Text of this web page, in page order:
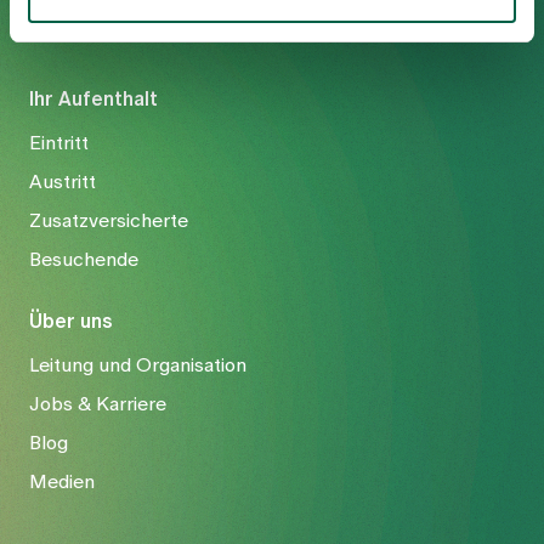
Ihr Aufenthalt
Eintritt
Austritt
Zusatzversicherte
Besuchende
Über uns
Leitung und Organisation
Jobs & Karriere
Blog
Medien